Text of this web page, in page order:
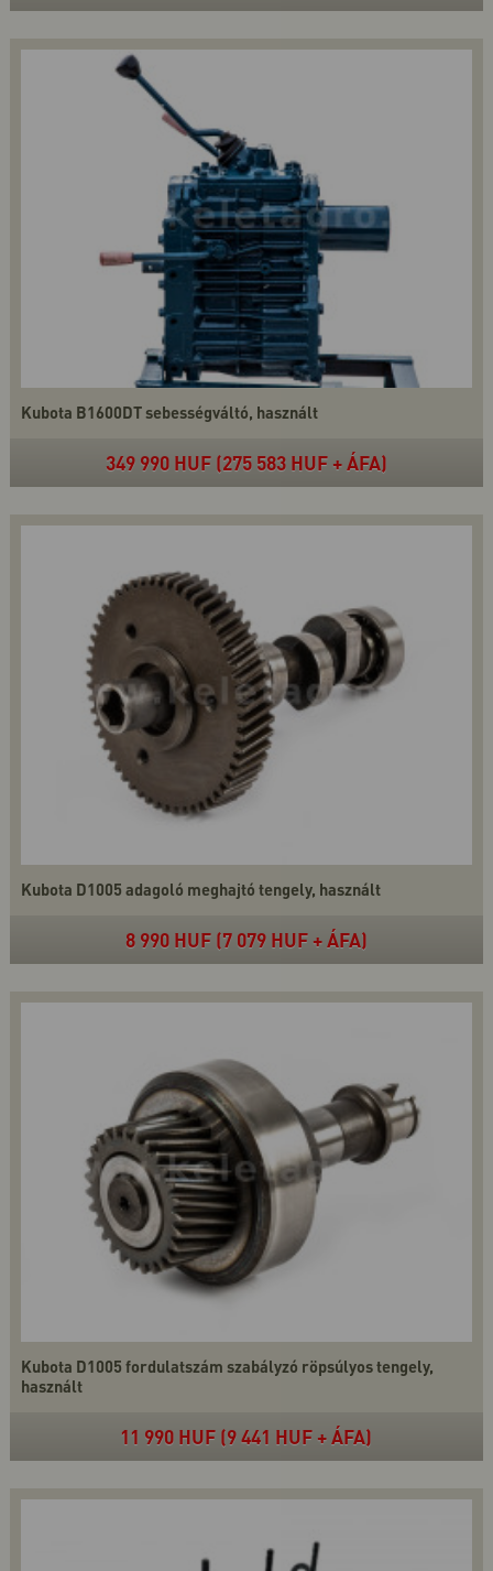
Kubota B1600DT sebességváltó, használt
349 990 HUF (275 583 HUF + ÁFA)
Kubota D1005 adagoló meghajtó tengely, használt
8 990 HUF (7 079 HUF + ÁFA)
Kubota D1005 fordulatszám szabályzó röpsúlyos tengely,
használt
11 990 HUF (9 441 HUF + ÁFA)